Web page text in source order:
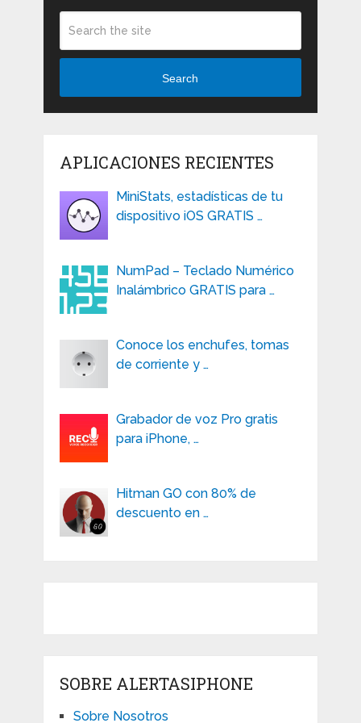
Search
APLICACIONES RECIENTES
MiniStats, estadísticas de tu
dispositivo iOS GRATIS …
NumPad – Teclado Numérico
Inalámbrico GRATIS para …
Conoce los enchufes, tomas
de corriente y …
Grabador de voz Pro gratis
para iPhone, …
Hitman GO con 80% de
descuento en …
SOBRE ALERTASIPHONE
Sobre Nosotros